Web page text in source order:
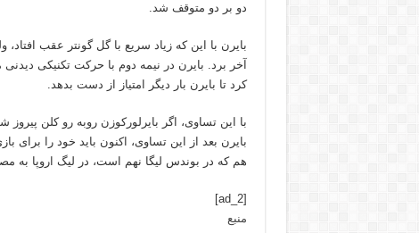
دو بر دو متوقف شد.
بایرن با این که زیاد سریع با گل گونتر عقب
‏کرد تا بایرن بار دیگر امتیاز از دست بدهد. ‏
بایرن بعد از این تساوی، اکنون باید خود را برای
هم که در بوندس لیگا نهم است، در لیگ اروپا
[ad_2]
منبع